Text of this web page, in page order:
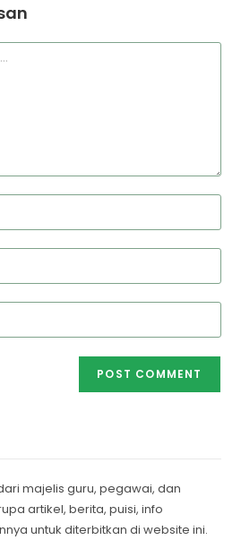
majelis guru, pegawai, dan
artikel, berita, puisi, info
untuk diterbitkan di website ini.